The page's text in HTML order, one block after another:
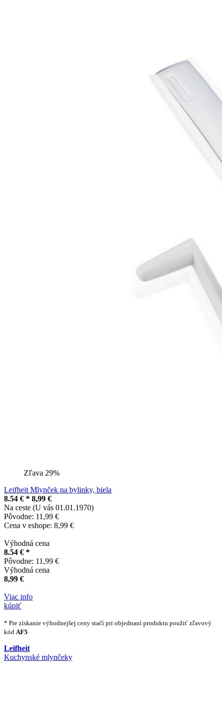
Zľava 29%
Leifheit Mlynček na bylinky, biela
8.54 € * 8,99 €
Na ceste (U vás 01.01.1970)
Pôvodne: 11,99 €
Cena v eshope: 8,99 €
Výhodná cena
8.54 € *
Pôvodne: 11,99 €
Výhodná cena
8,99 €
Viac info
kúpiť
* Pre získanie výhodnejšej ceny stačí pri objednaní produktu použiť zľavový
kód AF5
Leifheit
Kuchynské mlynčeky